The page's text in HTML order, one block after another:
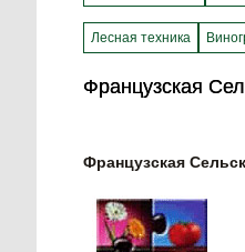
Лесная техника
Французская
Французская
Французская